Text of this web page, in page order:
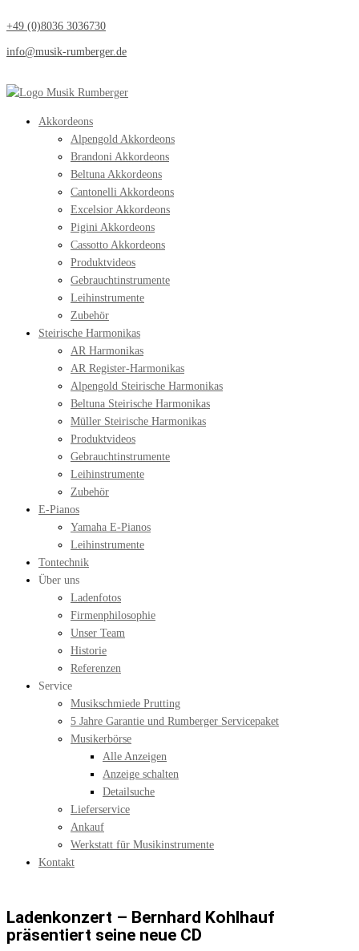
+49 (0)8036 3036730
info@musik-rumberger.de
Akkordeons
Alpengold Akkordeons
Brandoni Akkordeons
Beltuna Akkordeons
Cantonelli Akkordeons
Excelsior Akkordeons
Pigini Akkordeons
Cassotto Akkordeons
Produktvideos
Gebrauchtinstrumente
Leihinstrumente
Zubehör
Steirische Harmonikas
AR Harmonikas
AR Register-Harmonikas
Alpengold Steirische Harmonikas
Beltuna Steirische Harmonikas
Müller Steirische Harmonikas
Produktvideos
Gebrauchtinstrumente
Leihinstrumente
Zubehör
E-Pianos
Yamaha E-Pianos
Leihinstrumente
Tontechnik
Über uns
Ladenfotos
Firmenphilosophie
Unser Team
Historie
Referenzen
Service
Musikschmiede Prutting
5 Jahre Garantie und Rumberger Servicepaket
Musikerbörse
Alle Anzeigen
Anzeige schalten
Detailsuche
Lieferservice
Ankauf
Werkstatt für Musikinstrumente
Kontakt
Ladenkonzert – Bernhard Kohlhauf
präsentiert seine neue CD